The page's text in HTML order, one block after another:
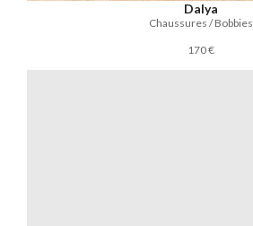
Dalya
Chaussures / Bobbies
170 €